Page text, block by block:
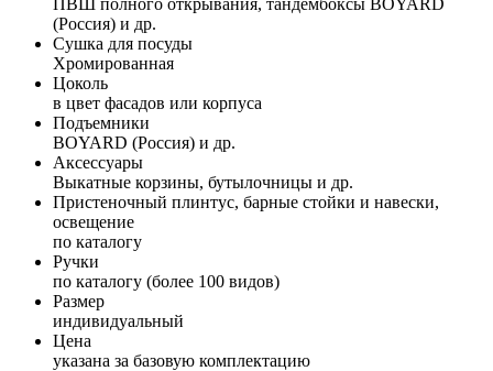
(Россия) и др.
Сушка для посуды
Хромированная
Цоколь
в цвет фасадов или корпуса
Подъемники
BOYARD (Россия) и др.
Аксессуары
Выкатные корзины, бутылочницы и др.
Пристеночный плинтус, барные стойки и навески,
освещение
по каталогу
Ручки
по каталогу (более 100 видов)
Размер
индивидуальный
Цена
указана за базовую комплектацию